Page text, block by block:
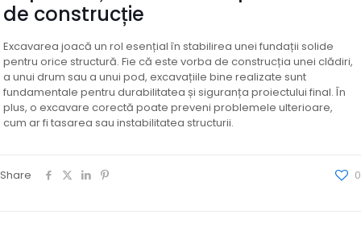
de construcție
Excavarea joacă un rol esențial în stabilirea unei fundații solide
pentru orice structură. Fie că este vorba de construcția unei clădiri,
a unui drum sau a unui pod, excavațiile bine realizate sunt
fundamentale pentru durabilitatea și siguranța proiectului final. În
plus, o excavare corectă poate preveni problemele ulterioare,
cum ar fi tasarea sau instabilitatea structurii.
Share 0